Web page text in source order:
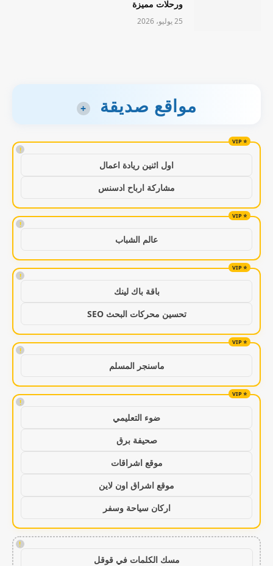
ورحلات مميزة
25 يوليو، 2026
مواقع صديقة +
!
اول اثنين ريادة اعمال
مشاركة ارباح ادسنس
!
عالم الشباب
!
باقة باك لينك
تحسين محركات البحث SEO
!
ماسنجر المسلم
!
ضوء التعليمي
صحيفة برق
موقع اشراقات
موقع اشراق اون لاين
اركان سياحة وسفر
!
مسك الكلمات في قوقل